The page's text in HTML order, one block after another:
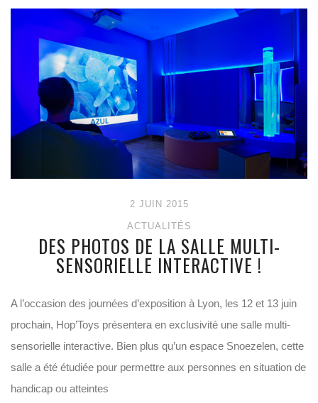
2 JUIN 2015
ACTUALITÉS
DES PHOTOS DE LA SALLE MULTI-
SENSORIELLE INTERACTIVE !
A l’occasion des journées d’exposition à Lyon, les 12 et 13 juin
prochain, Hop’Toys présentera en exclusivité une salle multi-
sensorielle interactive. Bien plus qu’un espace Snoezelen, cette
salle a été étudiée pour permettre aux personnes en situation de
handicap ou atteintes